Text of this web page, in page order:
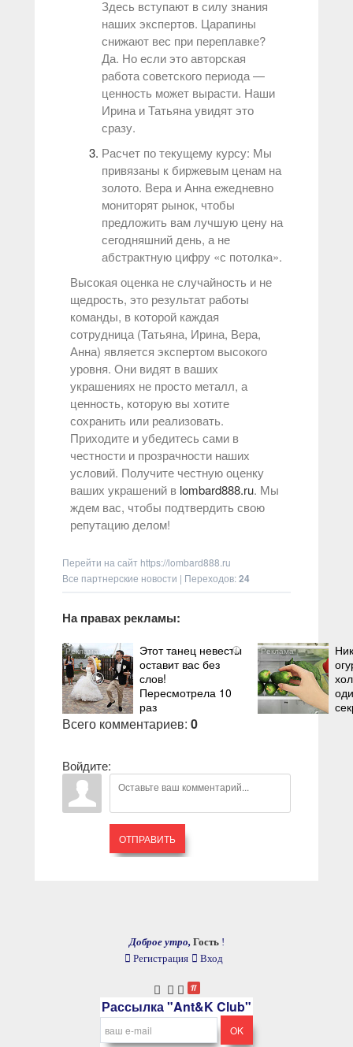
Здесь вступают в силу знания
наших экспертов. Царапины
снижают вес при переплавке?
Да. Но если это авторская
работа советского периода —
ценность может вырасти. Наши
Ирина и Татьяна увидят это
сразу.
Расчет по текущему курсу: Мы
привязаны к биржевым ценам на
золото. Вера и Анна ежедневно
мониторят рынок, чтобы
предложить вам лучшую цену на
сегодняшний день, а не
абстрактную цифру «с потолка».
Высокая оценка не случайность и не
щедрость, это результат работы
команды, в которой каждая
сотрудница (Татьяна, Ирина, Вера,
Анна) является экспертом высокого
уровня. Они видят в ваших
украшениях не просто металл, а
ценность, которую вы хотите
сохранить или реализовать.
Приходите и убедитесь сами в
честности и прозрачности наших
условий. Получите честную оценку
ваших украшений в lombard888.ru. Мы
ждем вас, чтобы подтвердить свою
репутацию делом!
Перейти на сайт https://lombard888.ru
Все партнерские новости | Переходов:24
На правах рекламы:
i
Этот танец невесты
оставит вас без
слов!
Пересмотрела 10
раз
Всего комментариев: 0
Войдите:
ОТПРАВИТЬ
Доброе утро, Гость !
Регистрация
Вход
Рассылка "Ant&K Club"